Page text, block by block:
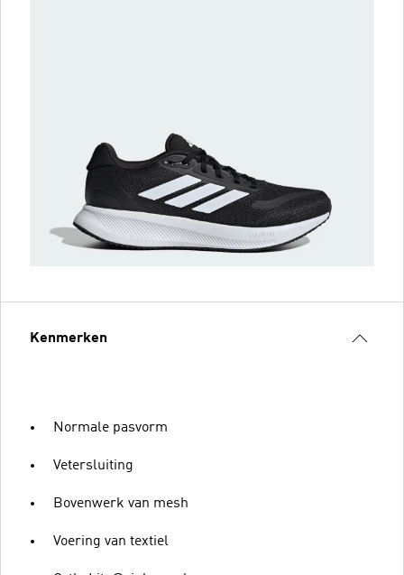
Kenmerken
Normale pasvorm
Vetersluiting
Bovenwerk van mesh
Voering van textiel